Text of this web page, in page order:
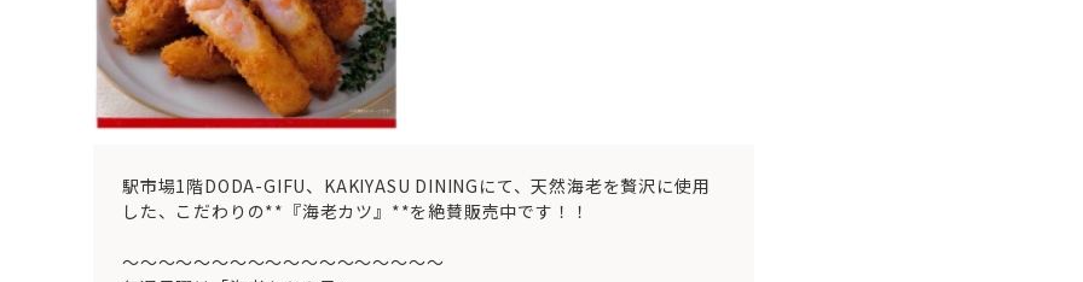
駅市場1階DODA-GIFU、KAKIYASU DININGにて、天然海老を贅沢に使用
した、こだわりの**『海老カツ』**を絶賛販売中です！！
～～～～～～～～～～～～～～～～～～